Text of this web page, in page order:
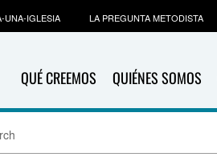
QUÉ CREEMOS QUIÉNES SOMOS
UNA-IGLESIA LA PREGUNTA METODISTA